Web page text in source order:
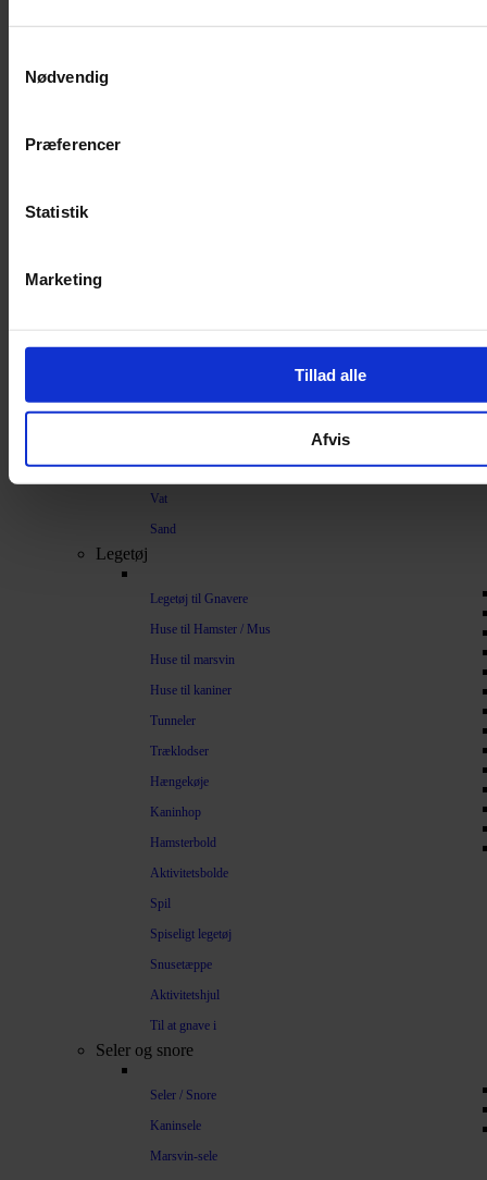
Nødvendig
Præferencer
Statistik
Marketing
Tillad alle
Afvis
Savsmuld
Bommuld
Træpiller
Vat
Sand
Legetøj
Legetøj til Gnavere
Huse til Hamster / Mus
Huse til marsvin
Huse til kaniner
Tunneler
Træklodser
Hængekøje
Kaninhop
Hamsterbold
Aktivitetsbolde
Spil
Spiseligt legetøj
Snusetæppe
Aktivitetshjul
Til at gnave i
Seler og snore
Seler / Snore
Kaninsele
Marsvin-sele